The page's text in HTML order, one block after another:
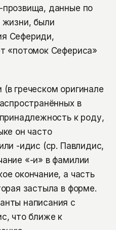
данные по
жизни, были
Сефериди,
«потомок Сефериса»
греческом оригинале
в
к роду,
он часто
-идис (ср. Павлидис,
«-и» в фамилии
окончание, а часть
застыла в форме.
написания с
что ближе к